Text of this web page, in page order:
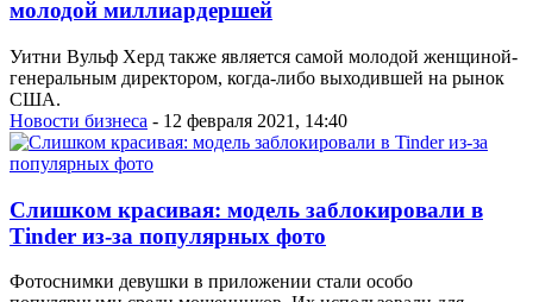
молодой миллиардершей
Уитни Вульф Херд также является самой молодой женщиной-
генеральным директором, когда-либо выходившей на рынок
США.
Новости бизнеса - 12 февраля 2021, 14:40
Слишком красивая: модель заблокировали в
Tinder из-за популярных фото
Фотоснимки девушки в приложении стали особо